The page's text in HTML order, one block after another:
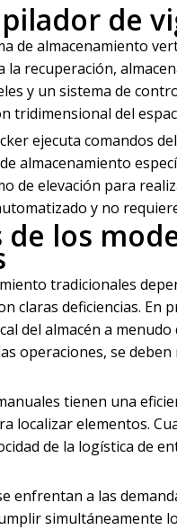
de
de almacenamiento
recuperación,
y un sistema de
tridimensional del
ejecuta comandos
almacenamiento
de elevación para
y no
los
tradicionales
claras deficiencias.
del almacén a
operaciones, se
tienen una
localizar elementos.
de la logística de
enfrentan a las
simultáneamente